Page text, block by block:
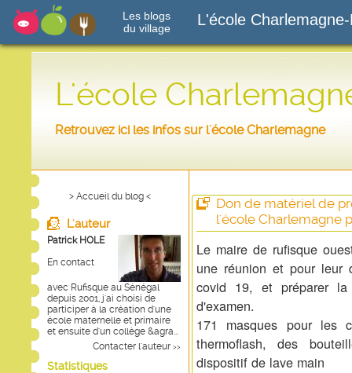
Les blogs
du village
L'école
L'école
Retrouvez ici les infos sur l'école Charlemagne
> Accueil du blog <
L'auteur
Patrick HOLE
En contact
avec Rufisque au Sénégal
depuis 2001, j'ai choisi de
participer à la création d'une
école maternelle et primaire
et ensuite d'un collège &agra...
Contacter l'auteur >>
Statistiques
Don de matériel de
l'école Charlemagne
Le maire de rufisque
une réunion et pour
covid 19, et préparer
d'examen.
171 masques pour les
thermoflash, des
dispositif de lave main